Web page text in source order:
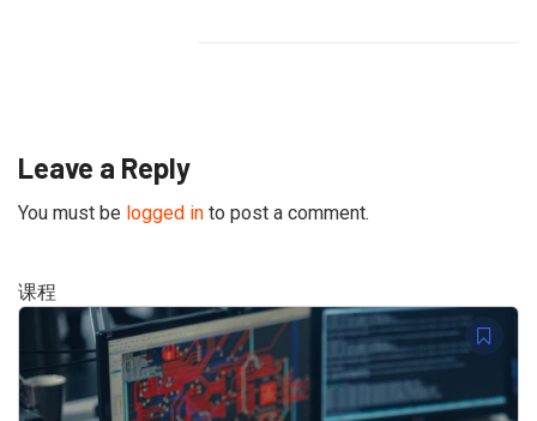
Leave a Reply
You must be logged in to post a comment.
课程